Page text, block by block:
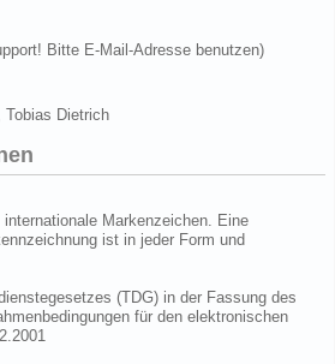
Bitte E-Mail-Adresse benutzen)
Dietrich
Markenzeichen. Eine
ist in jeder Form und
(TDG) in der Fassung des
für den elektronischen